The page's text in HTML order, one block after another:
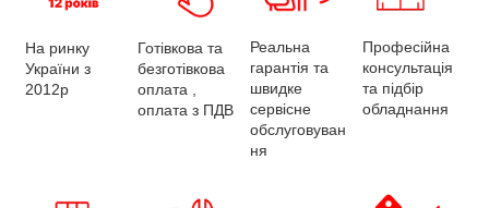
На ринку
України з
2012р
Готівкова та
безготівкова
оплата ,
оплата з ПДВ
Реальна
гарантія та
швидке
сервісне
обслуговуван
ня
Професійна
консультація
та підбір
обладнання